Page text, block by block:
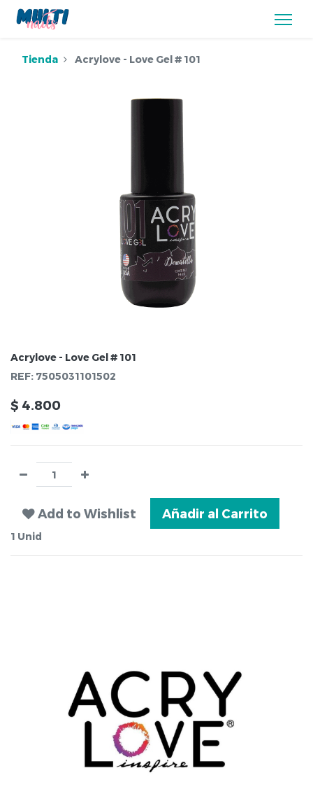
Tienda Acrylove - Love Gel # 101
Acrylove - Love Gel # 101
REF: 7505031101502
$ 4.800
Add to Wishlist Añadir al Carrito
1 Unid